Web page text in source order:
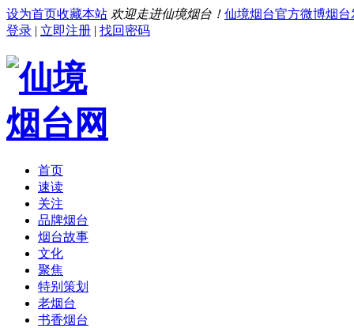
设为首页收藏本站 欢迎走进仙境烟台！ 仙境烟台官方微博烟台
登录 | 立即注册 | 找回密码
首页
速读
关注
品牌烟台
烟台故事
文化
聚焦
特别策划
老烟台
书香烟台